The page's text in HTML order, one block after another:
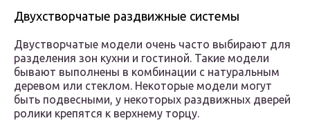
Двухстворчатые раздвижные системы
Двустворчатые модели очень часто выбирают для
разделения зон кухни и гостиной. Такие модели
бывают выполнены в комбинации с натуральным
деревом или стеклом. Некоторые модели могут
быть подвесными, у некоторых раздвижных дверей
ролики крепятся к верхнему торцу.